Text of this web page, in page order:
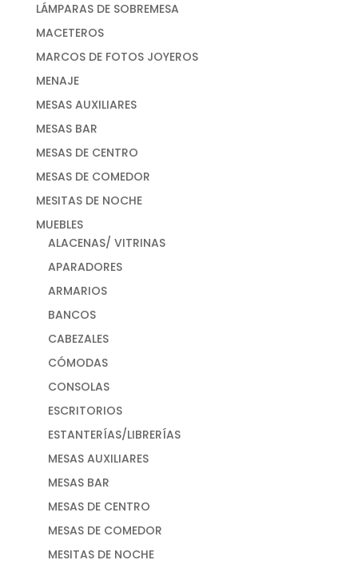
LÁMPARAS DE SOBREMESA
MACETEROS
MARCOS DE FOTOS JOYEROS
MENAJE
MESAS AUXILIARES
MESAS BAR
MESAS DE CENTRO
MESAS DE COMEDOR
MESITAS DE NOCHE
MUEBLES
ALACENAS/ VITRINAS
APARADORES
ARMARIOS
BANCOS
CABEZALES
CÓMODAS
CONSOLAS
ESCRITORIOS
ESTANTERÍAS/LIBRERÍAS
MESAS AUXILIARES
MESAS BAR
MESAS DE CENTRO
MESAS DE COMEDOR
MESITAS DE NOCHE